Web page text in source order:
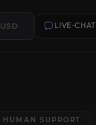
USD LIVE-CHAT
SUPPORT